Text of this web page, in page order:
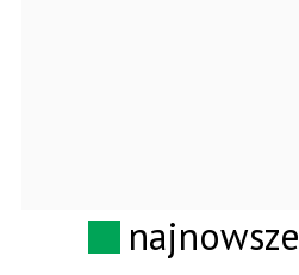
najnowsze